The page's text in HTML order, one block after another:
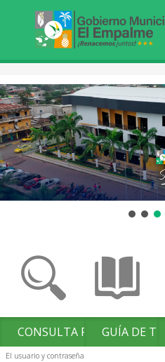
CONSULTA FACTURAS
El usuario y contraseña
GUÍA DE